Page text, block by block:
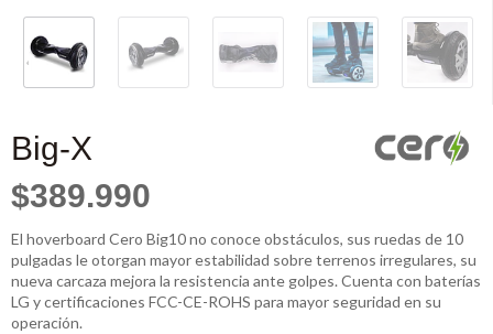
Big-X
$389.990
El hoverboard Cero Big10 no conoce obstáculos, sus ruedas de 10
pulgadas le otorgan mayor estabilidad sobre terrenos irregulares, su
nueva carcaza mejora la resistencia ante golpes. Cuenta con baterías
LG y certificaciones FCC-CE-ROHS para mayor seguridad en su
operación.